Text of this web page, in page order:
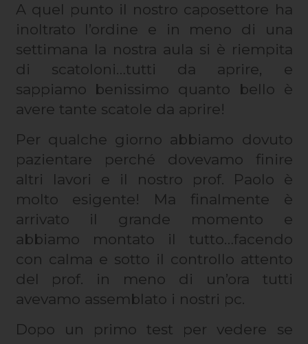
A quel punto il nostro caposettore ha
inoltrato l’ordine e in meno di una
settimana la nostra aula si è riempita
di scatoloni…tutti da aprire, e
sappiamo benissimo quanto bello è
avere tante scatole da aprire!
Per qualche giorno abbiamo dovuto
pazientare perché dovevamo finire
altri lavori e il nostro prof. Paolo è
molto esigente! Ma finalmente è
arrivato il grande momento e
abbiamo montato il tutto…facendo
con calma e sotto il controllo attento
del prof. in meno di un’ora tutti
avevamo assemblato i nostri pc.
Dopo un primo test per vedere se